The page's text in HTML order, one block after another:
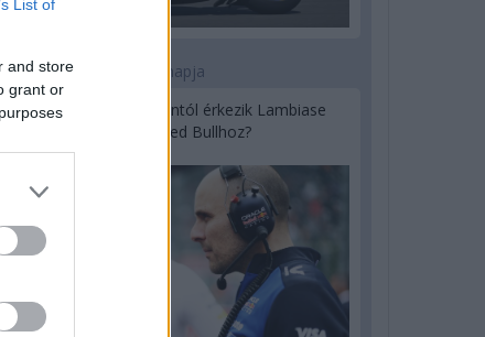
List of
and store
grant or
1 napja
Sajtó: Az Aston Martintól érkezik Lambiase
utódja a Red Bullhoz?